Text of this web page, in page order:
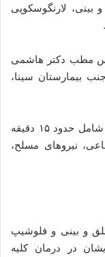
لارنگوسکوپی
مطب دکتر هاشمی
بیمارستان سینا،
مشاوره تلفنی این دکتر گوش و حلق و بینی شامل حدود ۱۵ دقیقه
نیرو‌های مسلح،
و بینی و فلوشیپ
در درمان کلیه